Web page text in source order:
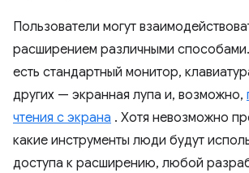
Пользователи могут
расширением различными
есть стандартный монитор,
других — экранная лупа и, возможно,
чтения с экрана . Хотя невозможно
какие инструменты люди будут
доступа к расширению, любой